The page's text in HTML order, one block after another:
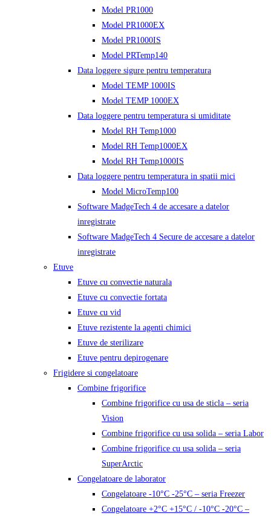
Model PR1000
Model PR1000EX
Model PR1000IS
Model PRTemp140
Data loggere sigure pentru temperatura
Model TEMP 1000IS
Model TEMP 1000EX
Data loggere pentru temperatura si umiditate
Model RH Temp1000
Model RH Temp1000EX
Model RH Temp1000IS
Data loggere pentru temperatura in spatii mici
Model MicroTemp100
Software MadgeTech 4 de accesare a datelor
inregistrate
Software MadgeTech 4 Secure de accesare a datelor
inregistrate
Etuve
Etuve cu convectie naturala
Etuve cu convectie fortata
Etuve cu vid
Etuve rezistente la agenti chimici
Etuve de sterilizare
Etuve pentru depirogenare
Frigidere si congelatoare
Combine frigorifice
Combine frigorifice cu usa de sticla – seria
Vision
Combine frigorifice cu usa solida – seria Labor
Combine frigorifice cu usa solida – seria
SuperArctic
Congelatoare de laborator
Congelatoare -10°C -25°C – seria Freezer
Congelatoare +2°C +15°C / -10°C -20°C –